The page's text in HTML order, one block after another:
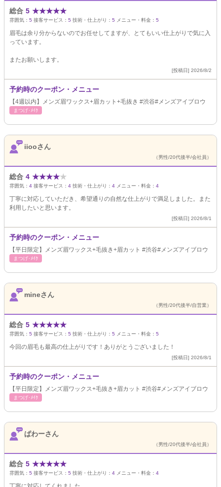
総合 5 ★★★★★
雰囲気： 5 接客サービス： 5 技術・仕上がり： 5 メニュー・料金： 5
眉毛は余り分からないのでお任せしてますが、とてもいい仕上がりで気に入
っています。
またお願いします。
[投稿日] 2026/8/2
予約時のクーポン・メニュー
【4週以内】メンズ眉ワックス+眉カット+毛抜き #渋谷#メンズアイブロウ
まつげ･ﾒｲｸ
iiooさん
（男性/20代後半/会社員）
総合 4 ★★★★★
雰囲気： 4 接客サービス： 4 技術・仕上がり： 4 メニュー・料金： 4
丁寧に対応していただき、希望通りの自然な仕上がりで満足しました。また
利用したいと思います。
[投稿日] 2026/8/1
予約時のクーポン・メニュー
【平日限定】メンズ眉ワックス+毛抜き+眉カット #渋谷#メンズアイブロウ
まつげ･ﾒｲｸ
mineさん
（男性/20代後半/自営業）
総合 5 ★★★★★
雰囲気： 5 接客サービス： 5 技術・仕上がり： 5 メニュー・料金： 5
今回の眉毛も最高の仕上がりです！ありがとうございました！
[投稿日] 2026/8/1
予約時のクーポン・メニュー
【平日限定】メンズ眉ワックス+毛抜き+眉カット #渋谷#メンズアイブロウ
まつげ･ﾒｲｸ
ぱわーさん
（男性/20代後半/会社員）
総合 5 ★★★★★
雰囲気： 5 接客サービス： 5 技術・仕上がり： 4 メニュー・料金： 4